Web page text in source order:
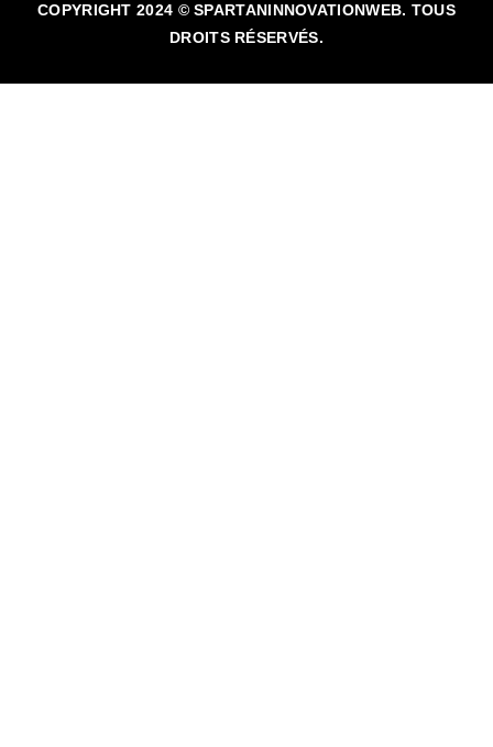
COPYRIGHT 2024 © SPARTANINNOVATIONWEB. TOUS
DROITS RÉSERVÉS.